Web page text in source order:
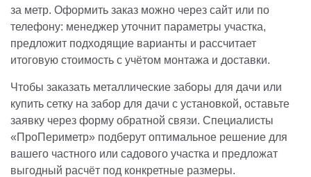
за метр. Оформить заказ можно через сайт или по
телефону: менеджер уточнит параметры участка,
предложит подходящие варианты и рассчитает
итоговую стоимость с учётом монтажа и доставки.
Чтобы заказать металлические заборы для дачи или
купить сетку на забор для дачи с установкой, оставьте
заявку через форму обратной связи. Специалисты
«ПроПериметр» подберут оптимальное решение для
вашего частного или садового участка и предложат
выгодный расчёт под конкретные размеры.